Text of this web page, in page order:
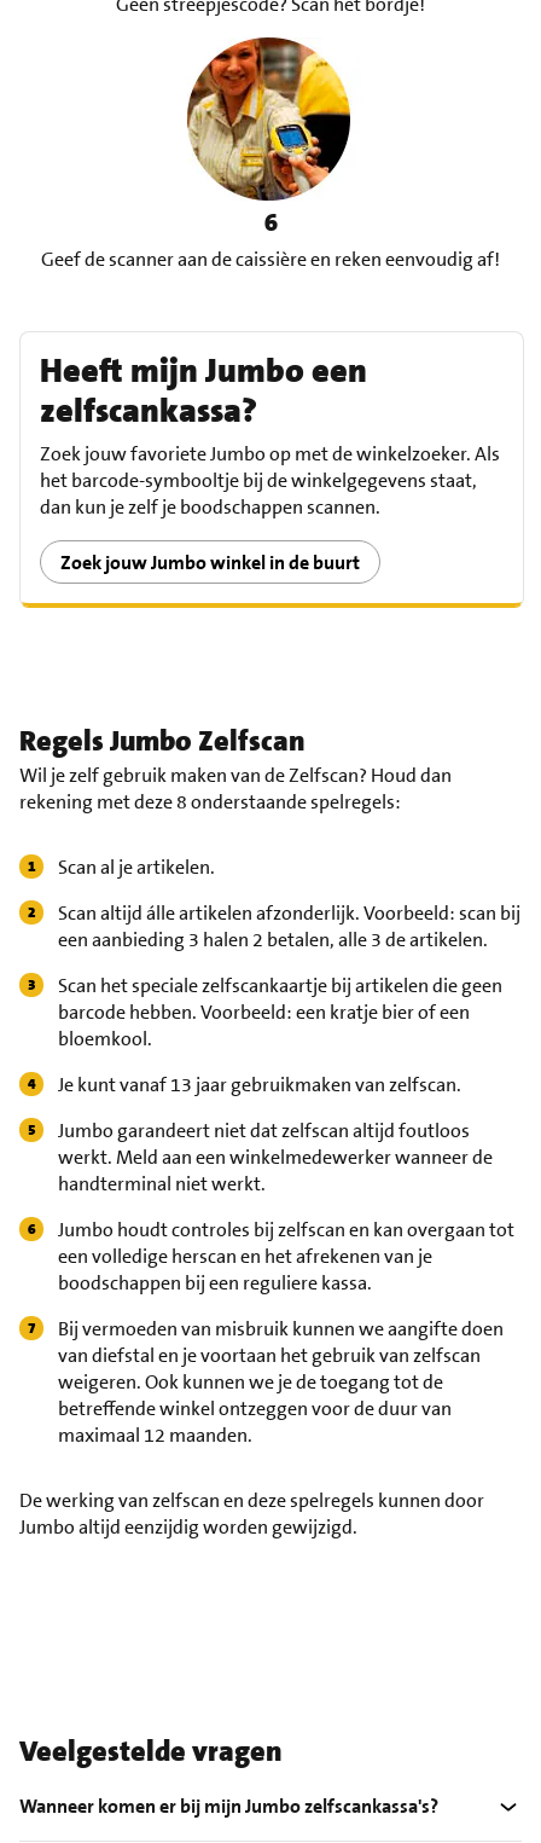
6
Geef de scanner aan de caissière en reken eenvoudig af!
Heeft mijn Jumbo een
zelfscankassa?
Zoek jouw favoriete Jumbo op met de winkelzoeker. Als
het barcode-symbooltje bij de winkelgegevens staat,
dan kun je zelf je boodschappen scannen.
Zoek jouw Jumbo winkel in de buurt
Regels Jumbo Zelfscan
Wil je zelf gebruik maken van de Zelfscan? Houd dan
rekening met deze 8 onderstaande spelregels:
Scan al je artikelen.
Scan altijd álle artikelen afzonderlijk. Voorbeeld: scan bij
een aanbieding 3 halen 2 betalen, alle 3 de artikelen.
Scan het speciale zelfscankaartje bij artikelen die geen
barcode hebben. Voorbeeld: een kratje bier of een
bloemkool.
Je kunt vanaf 13 jaar gebruikmaken van zelfscan.
Jumbo garandeert niet dat zelfscan altijd foutloos
werkt. Meld aan een winkelmedewerker wanneer de
handterminal niet werkt.
Jumbo houdt controles bij zelfscan en kan overgaan tot
een volledige herscan en het afrekenen van je
boodschappen bij een reguliere kassa.
Bij vermoeden van misbruik kunnen we aangifte doen
van diefstal en je voortaan het gebruik van zelfscan
weigeren. Ook kunnen we je de toegang tot de
betreffende winkel ontzeggen voor de duur van
maximaal 12 maanden.
De werking van zelfscan en deze spelregels kunnen door
Jumbo altijd eenzijdig worden gewijzigd.
Veelgestelde vragen
Wanneer komen er bij mijn Jumbo zelfscankassa's?